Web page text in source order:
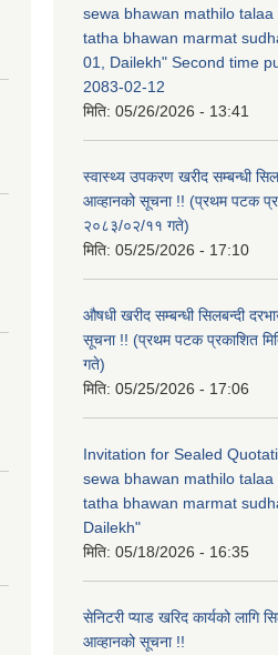
sewa bhawan mathilo talaa
tatha bhawan marmat
01, Dailekh" Second time
2083-02-12
मिति: 05/26/2026 - 13:41
स्वास्थ्य उपकरण खरीद सम्बन्धी
आव्हानको सूचना !! (प्रथम पटक
२०८३/०२/११ गते)
मिति: 05/25/2026 - 17:10
औषधी खरीद सम्बन्धी सिलबन्दी
सूचना !! (प्रथम पटक प्रकाशित
गते)
मिति: 05/25/2026 - 17:06
Invitation for Sealed
sewa bhawan mathilo talaa
tatha bhawan marmat
Dailekh"
मिति: 05/18/2026 - 16:35
सेनिटरी प्याड खरिद कार्यको लागि
आव्हानको सूचना !!